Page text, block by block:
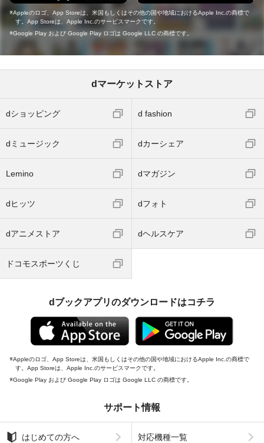
Appleのロゴ、App Storeは、米国もしくはその他の国や地域におけるApple Inc.の商標で
す。App Storeは、Apple Inc.のサービスマークです。
Google Play および Google Play ロゴは Google LLC の商標です。
dマーケットストア
dショッピング d fashion
dミュージック dカーシェア
Lemino dマガジン
dヒッツ dフォト
dアニメストア dヘルスケア
ドコモスポーツくじ
dブックアプリのダウンロードはコチラ
Appleのロゴ、App Storeは、米国もしくはその他の国や地域におけるApple Inc.の商標で
す。App Storeは、Apple Inc.のサービスマークです。
Google Play および Google Play ロゴは Google LLC の商標です。
サポート情報
はじめての方へ 対応機種一覧